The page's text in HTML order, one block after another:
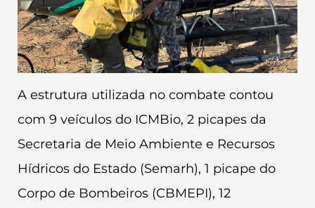
A estrutura utilizada no combate contou
com 9 veículos do ICMBio, 2 picapes da
Secretaria de Meio Ambiente e Recursos
Hídricos do Estado (Semarh), 1 picape do
Corpo de Bombeiros (CBMEPI), 12